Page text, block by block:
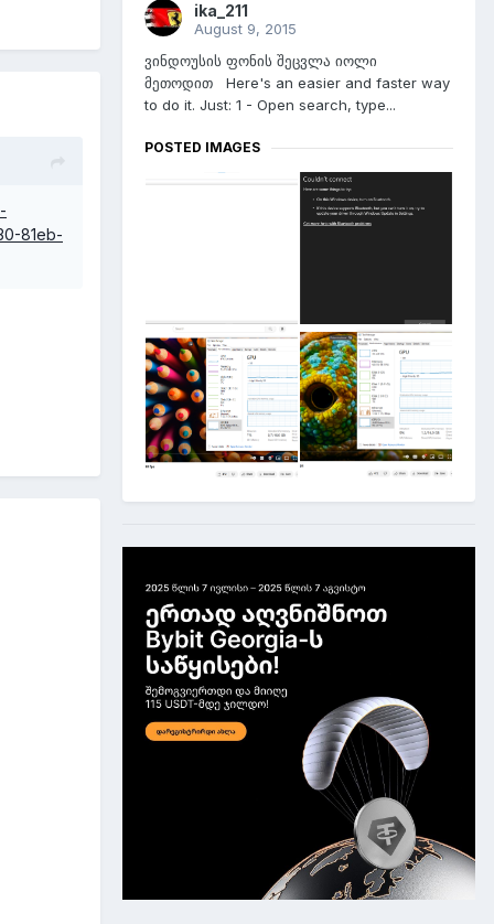
81eb-
ika_211
August 9, 2015
ვინდოუსის ფონის შეცვლა იოლი
მეთოდით Here's an easier and faster way
to do it. Just: 1 - Open search, type...
POSTED IMAGES